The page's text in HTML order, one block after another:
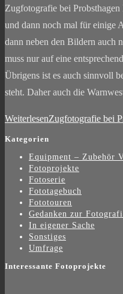
Zugfotografie bei
und dann noch mal für einige
dann neben den Bildern auch
muss nur auf eine
Übrigens ist es auch sinnvoll
steht. Daher auch die
WeiterlesenZugfotografie bei
Kategorien
Equipment – Zubehör
Fotoprojekte
Fotoserie
Fototagebuch
Fototouren
Gedanken zur
In eigener Sache
Sonstiges
Umfrage
Interessante Fotoprojekte